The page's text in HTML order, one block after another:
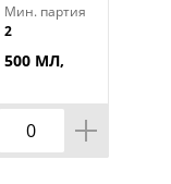
Мин. партия
2
500 МЛ,